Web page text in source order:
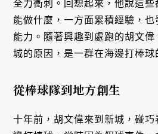
全力衝刺。回想起來，他說這
能做什麼，一方面累積經驗，
能力。隨著興趣到處跑的胡文
城的原因，是一群在海邊打棒球
從棒球隊到地方創生
十年前，胡文偉來到新城，碰